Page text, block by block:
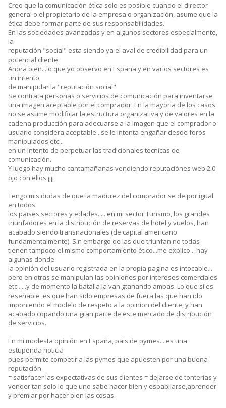
Creo que la comunicación ética solo es posible cuando el director
general o el propietario de la empresa o organización, asume que la
ética debe formar parte de sus responsabilidades.
En las sociedades avanzadas y en algunos sectores especialmente,
la
reputación "social" esta siendo ya el aval de credibilidad para un
potencial cliente.
Ahora bien...lo que yo observo en España y en varios sectores es
un intento
de manipular la "reputación social"
Se contrata personas o servicios de comunicación para inventarse
una imagen aceptable por el comprador. En la mayoria de los casos
no se asume modificar la estructura organizativa y de valores en la
cadena producción para adecuarse a la imagen que el comprador o
usuario considera aceptable...se le intenta engañar desde foros
manipulados etc...
en un intento de perpetuar las tradicionales tecnicas de
comunicación.
Y luego hay mucho cantamañanas vendiendo reputaciónes web 2.0
ojo con ellos ¡¡¡¡
Tengo mis dudas de que la madurez del comprador se de por igual
en todos
los paises,sectores y edades..... en mi sector Turismo, los grandes
triunfadores en la distribución de reservas de hotel y vuelos, han
acabado siendo transnacionales (de capital americano
fundamentalmente). Sin embargo de las que triunfan no todas
tienen tampoco el mismo comportamiento ético...me explico... hay
algunas donde
la opinión del usuario registrada en la propia pagina es intocable...
pero en otras se manipulan las opiniones por intereses comerciales
etc .....y de momento la batalla la van gtanando ambas. Lo que si es
reseñable ,es que han sido empresas de fuera las que han ido
imponiendo el modelo de respeto a la opinion del cliente, y han
acabado copando una gran parte de este mercado de distribución
de servicios.
En mi modesta opinión en España, pais de pymes... es una
estupenda noticia
pues permite competir a las pymes que apuesten por una buena
reputación
= satisfacer las expectativas de sus clientes = dejarse de tonterias y
vender tan solo lo que uno sabe hacer bien y espabilarse,aprender
y premiar por hacer bien las cosas.